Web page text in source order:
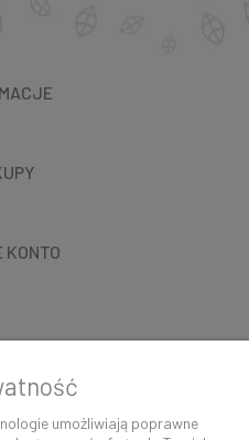
KONTO
umożliwiają poprawne